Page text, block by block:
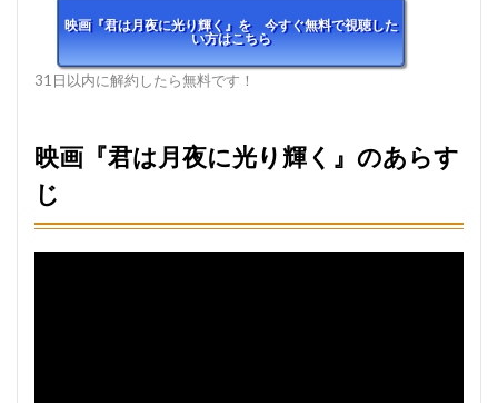
映画『君は月夜に光り輝く』を 今すぐ無料で視聴した
い方はこちら
31日以内に解約したら無料です！
映画『君は月夜に光り輝く』のあらす
じ